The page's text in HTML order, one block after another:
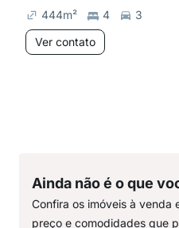
444m² 4
3
Ver contato
Ainda não é o que
Confira os imóveis à venda
preço e comodidades que